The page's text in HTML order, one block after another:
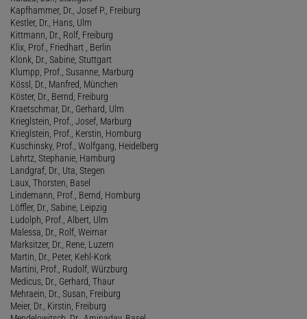
Kapfhammer, Dr., Josef P., Freiburg
Kestler, Dr., Hans, Ulm
Kittmann, Dr., Rolf, Freiburg
Klix, Prof., Friedhart , Berlin
Klonk, Dr., Sabine, Stuttgart
Klumpp, Prof., Susanne, Marburg
Kössl, Dr., Manfred, München
Köster, Dr., Bernd, Freiburg
Kraetschmar, Dr., Gerhard, Ulm
Krieglstein, Prof., Josef, Marburg
Krieglstein, Prof., Kerstin, Homburg
Kuschinsky, Prof., Wolfgang, Heidelberg
Lahrtz, Stephanie, Hamburg
Landgraf, Dr., Uta, Stegen
Laux, Thorsten, Basel
Lindemann, Prof., Bernd, Homburg
Löffler, Dr., Sabine, Leipzig
Ludolph, Prof., Albert, Ulm
Malessa, Dr., Rolf, Weimar
Marksitzer, Dr., Rene, Luzern
Martin, Dr., Peter, Kehl-Kork
Martini, Prof., Rudolf, Würzburg
Medicus, Dr., Gerhard, Thaur
Mehraein, Dr., Susan, Freiburg
Meier, Dr., Kirstin, Freiburg